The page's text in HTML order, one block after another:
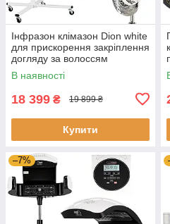
Інфразон клімазон Dion white
для прискорення закріплення
догляду за волоссям
В наявності
18 399 ₴ 19 899 ₴
Купити
–7%